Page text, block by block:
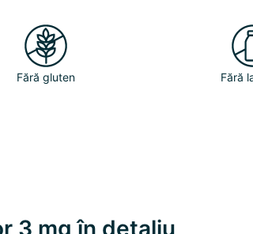
Fără gluten Fără
3 mg în detaliu